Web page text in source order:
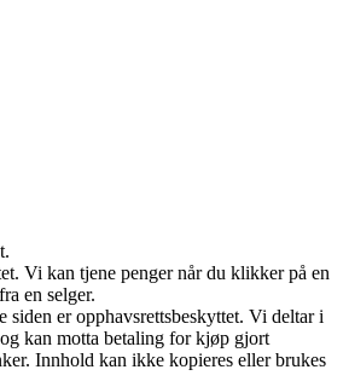
Vi kan tjene penger når du klikker på en
en selger.
siden er opphavsrettsbeskyttet. Vi deltar i
kan motta betaling for kjøp gjort
Innhold kan ikke kopieres eller brukes